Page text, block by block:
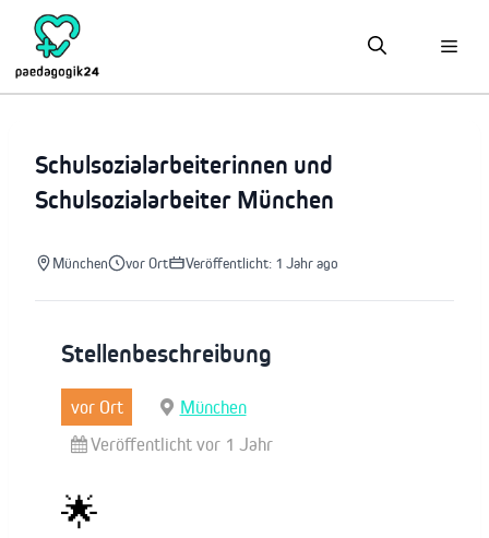
Inhalt
springen
Schulsozialarbeiterinnen und
Schulsozialarbeiter München
München vor Ort Veröffentlicht: 1 Jahr ago
Stellenbeschreibung
vor Ort
München
Veröffentlicht vor 1 Jahr
🌟